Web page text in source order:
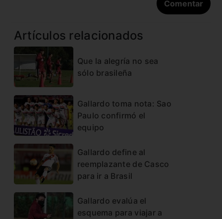
Artículos relacionados
Que la alegría no sea
sólo brasileña
Gallardo toma nota: Sao
Paulo confirmó el
equipo
Gallardo define al
reemplazante de Casco
para ir a Brasil
Gallardo evalúa el
esquema para viajar a